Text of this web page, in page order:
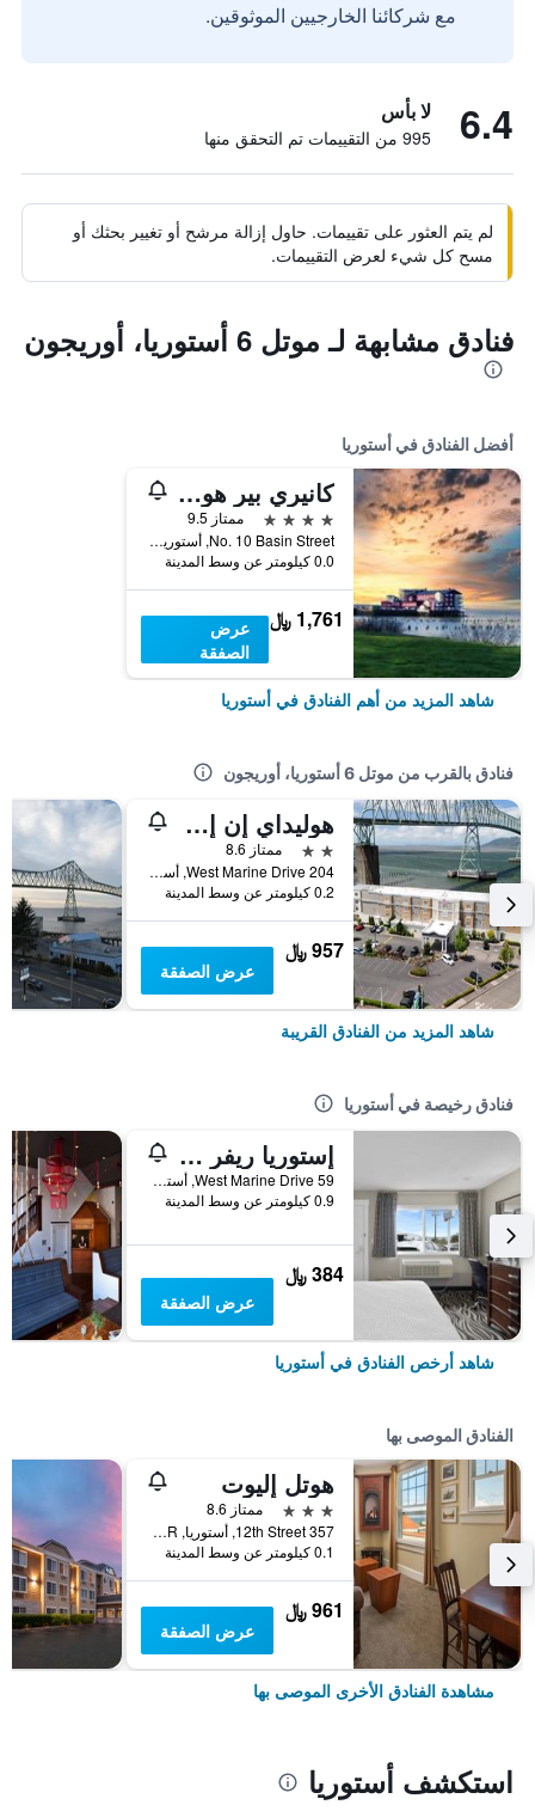
مع شركائنا الخارجيين الموثوقين.
6.4 لا بأس
995 من التقييمات تم التحقق منها
لم يتم العثور على تقييمات. حاول إزالة مرشح أو تغيير بحثك أو
مسح كل شيء لعرض التقييمات.
فنادق مشابهة لـ موتل 6 أستوريا، أوريجون
أفضل الفنادق في أستوريا
كانيري بير هوتل آند سبا
4 نجوم
ممتاز 9.5
No. 10 Basin Street, أستوريا, OR, الولايات المتحدة الأميريكية
0.0 كيلومتر عن وسط المدينة
1,761 ﷼
عرض
الصفقة
شاهد المزيد من أهم الفنادق في أستوريا
فنادق بالقرب من موتل 6 أستوريا، أوريجون
هوليداي إن إكسبرس آند سويتس أستوري ا باي آيتش جي
2 نجمتين
ممتاز 8.6
204 West Marine Drive, أستوريا, OR, الولايات المتحدة الأميريكية
0.2 كيلومتر عن وسط المدينة
957 ﷼
عرض الصفقة
شاهد المزيد من الفنادق القريبة
فنادق رخيصة في أستوريا
إستوريا ريفر شور موتل
59 West Marine Drive, أستوريا, OR, الولايات المتحدة الأميريكية
0.9 كيلومتر عن وسط المدينة
384 ﷼
عرض الصفقة
شاهد أرخص الفنادق في أستوريا
الفنادق الموصى بها
هوتل إليوت
3 نجوم
ممتاز 8.6
357 12th Street, أستوريا, OR, الولايات المتحدة الأميريكية
0.1 كيلومتر عن وسط المدينة
961 ﷼
عرض الصفقة
مشاهدة الفنادق الأخرى الموصى بها
استكشف أستوريا